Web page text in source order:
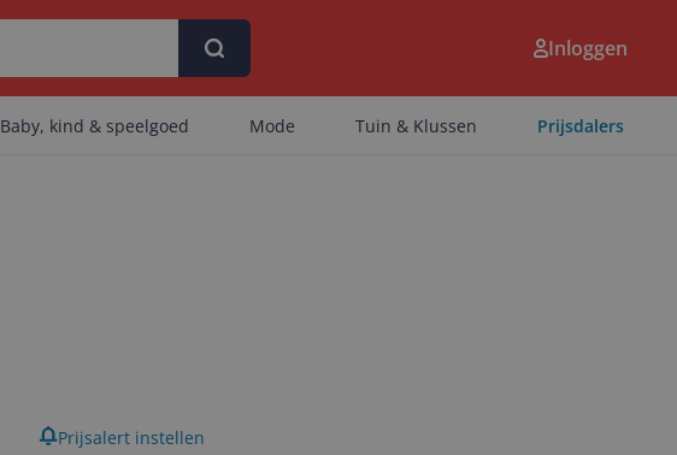
Inloggen
Baby, kind & speelgoed Mode Tuin & Klussen Prijsdalers
Prijsalert instellen